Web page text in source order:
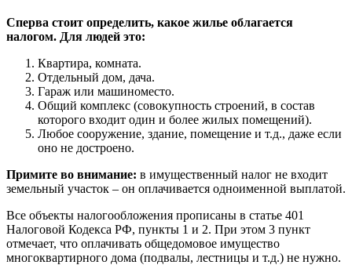
Сперва стоит определить, какое жилье облагается
налогом. Для людей это:
Квартира, комната.
Отдельный дом, дача.
Гараж или машиноместо.
Общий комплекс (совокупность строений, в состав
которого входит один и более жилых помещений).
Любое сооружение, здание, помещение и т.д., даже если
оно не достроено.
Примите во внимание: в имущественный налог не входит
земельный участок – он оплачивается одноименной выплатой.
Все объекты налогообложения прописаны в статье 401
Налоговой Кодекса РФ, пункты 1 и 2. При этом 3 пункт
отмечает, что оплачивать общедомовое имущество
многоквартирного дома (подвалы, лестницы и т.д.) не нужно.